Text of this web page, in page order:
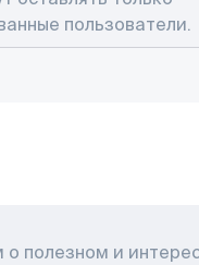
о полезном и